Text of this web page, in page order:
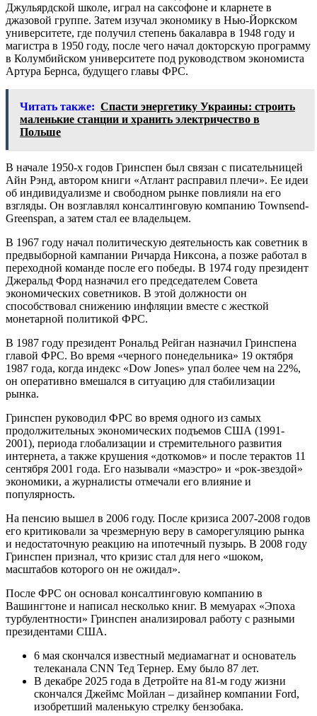
Джульярдской школе, играл на саксофоне и кларнете в
джазовой группе. Затем изучал экономику в Нью-Йоркском
университете, где получил степень бакалавра в 1948 году и
магистра в 1950 году, после чего начал докторскую программу
в Колумбийском университете под руководством экономиста
Артура Бернса, будущего главы ФРС.
Читать также: Спасти энергетику Украины: строить
маленькие станции и хранить электричество в
Польше
В начале 1950-х годов Гринспен был связан с писательницей
Айн Рэнд, автором книги «Атлант расправил плечи». Ее идеи
об индивидуализме и свободном рынке повлияли на его
взгляды. Он возглавлял консалтинговую компанию Townsend-
Greenspan, а затем стал ее владельцем.
В 1967 году начал политическую деятельность как советник в
предвыборной кампании Ричарда Никсона, а позже работал в
переходной команде после его победы. В 1974 году президент
Джеральд Форд назначил его председателем Совета
экономических советников. В этой должности он
способствовал снижению инфляции вместе с жесткой
монетарной политикой ФРС.
В 1987 году президент Рональд Рейган назначил Гринспена
главой ФРС. Во время «черного понедельника» 19 октября
1987 года, когда индекс «Dow Jones» упал более чем на 22%,
он оперативно вмешался в ситуацию для стабилизации
рынка.
Гринспен руководил ФРС во время одного из самых
продолжительных экономических подъемов США (1991-
2001), периода глобализации и стремительного развития
интернета, а также крушения «доткомов» и после терактов 11
сентября 2001 года. Его называли «маэстро» и «рок-звездой»
экономики, а журналисты отмечали его влияние и
популярность.
На пенсию вышел в 2006 году. После кризиса 2007-2008 годов
его критиковали за чрезмерную веру в саморегуляцию рынка
и недостаточную реакцию на ипотечный пузырь. В 2008 году
Гринспен признал, что кризис стал для него «шоком,
масштабов которого он не ожидал».
После ФРС он основал консалтинговую компанию в
Вашингтоне и написал несколько книг. В мемуарах «Эпоха
турбулентности» Гринспен анализировал работу с разными
президентами США.
6 мая скончался известный медиамагнат и основатель
телеканала CNN Тед Тернер. Ему было 87 лет.
В декабре 2025 года в Детройте на 81-м году жизни
скончался Джеймс Мойлан – дизайнер компании Ford,
изобретший маленькую стрелку бензобака.